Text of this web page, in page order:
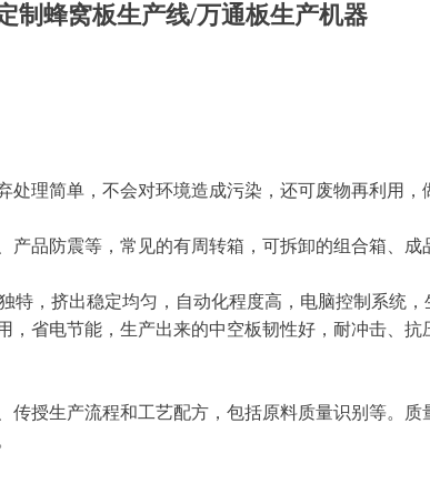
制蜂窝板生产线/万通板生产机器
处理简单，不会对环境造成污染，还可废物再利用，
产品防震等，常见的有周转箱，可拆卸的组合箱、
特，挤出稳定均匀，自动化程度高，电脑控制系统
，省电节能，生产出来的中空板韧性好，耐冲击、
传授生产流程和工艺配方，包括原料质量识别等。
。